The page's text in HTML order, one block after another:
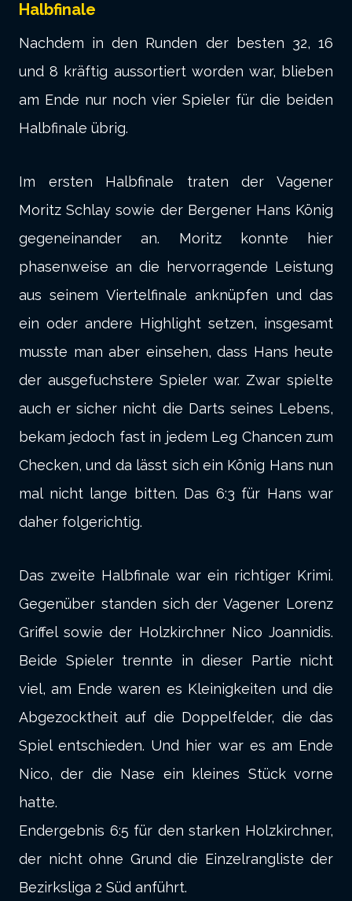
Halbfinale
Nachdem in den Runden der besten 32, 16
und 8 kräftig aussortiert worden war, blieben
am Ende nur noch vier Spieler für die beiden
Halbfinale übrig.
Im ersten Halbfinale traten der Vagener
Moritz Schlay sowie der Bergener Hans König
gegeneinander an. Moritz konnte hier
phasenweise an die hervorragende Leistung
aus seinem Viertelfinale anknüpfen und das
ein oder andere Highlight setzen, insgesamt
musste man aber einsehen, dass Hans heute
der ausgefuchstere Spieler war. Zwar spielte
auch er sicher nicht die Darts seines Lebens,
bekam jedoch fast in jedem Leg Chancen zum
Checken, und da lässt sich ein König Hans nun
mal nicht lange bitten. Das 6:3 für Hans war
daher folgerichtig.
Das zweite Halbfinale war ein richtiger Krimi.
Gegenüber standen sich der Vagener Lorenz
Griffel sowie der Holzkirchner Nico Joannidis.
Beide Spieler trennte in dieser Partie nicht
viel, am Ende waren es Kleinigkeiten und die
Abgezocktheit auf die Doppelfelder, die das
Spiel entschieden. Und hier war es am Ende
Nico, der die Nase ein kleines Stück vorne
hatte.
Endergebnis 6:5 für den starken Holzkirchner,
der nicht ohne Grund die Einzelrangliste der
Bezirksliga 2 Süd anführt.